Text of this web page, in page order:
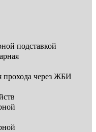
подставкой
через ЖБИ